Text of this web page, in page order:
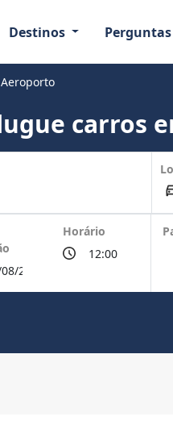
Destinos
carros
Horário